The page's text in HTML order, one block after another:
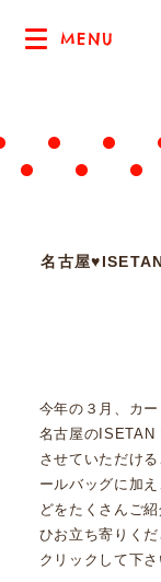
MENU
名古屋
今年の３月、カ
名古屋のISETAN
させていただけ
ールバッグに加
どをたくさんご
ひお立ち寄りく
クリックして下